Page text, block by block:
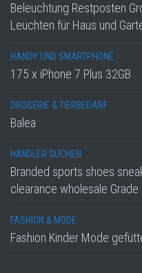
Beleuchtung Restposten
Leuchten für Haus und
HANDY UND SMARTPHONE
175 x iPhone 7 Plus 32GB
DROGERIE & TIERBEDARF
Balea
HÄNDLER SUCHEN
Branded sports shoes
clearance wholesale Grade
FASHION & MODE
Fashion Kinder Mode